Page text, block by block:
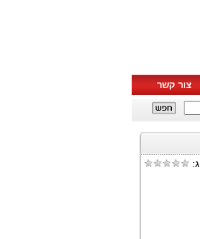
צור קשר